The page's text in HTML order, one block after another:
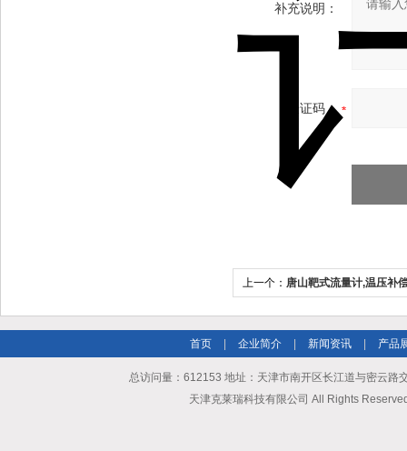
补充说明：
验证码：
上一个： 唐山靶式流量计,温压补
首页 企业简介 新闻资讯 产品
总访问量：612153 地址：天津市南开区长江道与密云
天津克莱瑞科技有限公司 All Rights